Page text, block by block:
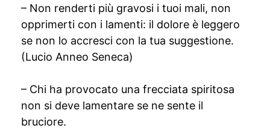
– Non renderti più gravosi i tuoi mali, non
opprimerti con i lamenti: il dolore è leggero
se non lo accresci con la tua suggestione.
(Lucio Anneo Seneca)
– Chi ha provocato una frecciata spiritosa
non si deve lamentare se ne sente il
bruciore.